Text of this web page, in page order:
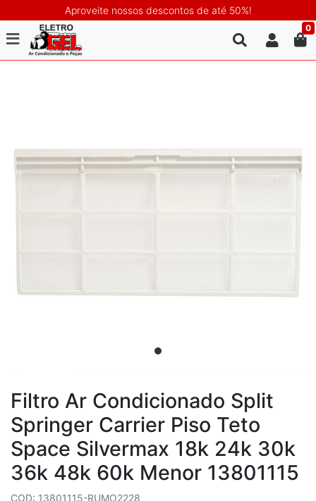
Aproveite nossos descontos de até 50%!
0
Filtro Ar Condicionado Split
Springer Carrier Piso Teto
Space Silvermax 18k 24k 30k
36k 48k 60k Menor 13801115
COD: 13801115-RUMO2228